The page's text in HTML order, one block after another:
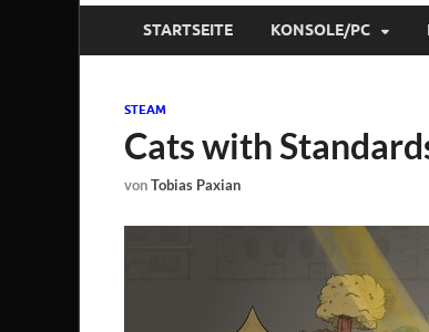
STARTSEITE KONSOLE/PC
STEAM
Cats with
vonTobias Paxian